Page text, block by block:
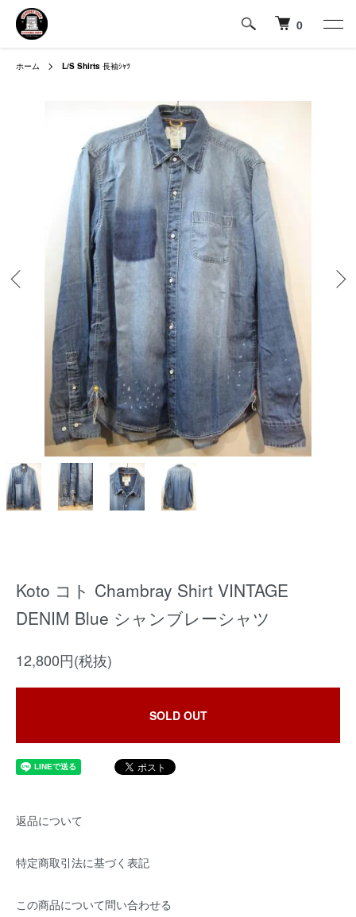
0
ホーム L/S Shirts 長袖ｼｬﾂ
Koto コト Chambray Shirt VINTAGE
DENIM Blue シャンブレーシャツ
12,800円(税抜)
SOLD OUT
返品について
特定商取引法に基づく表記
この商品について問い合わせる